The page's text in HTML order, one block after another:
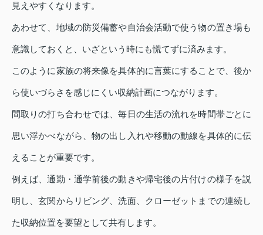
見えやすくなります。
あわせて、地域の防災備蓄や自治会活動で使う物の置き場も
意識しておくと、いざという時にも慌てずに済みます。
このように家族の将来像を具体的に言葉にすることで、後か
ら使いづらさを感じにくい収納計画につながります。
間取りの打ち合わせでは、毎日の生活の流れを時間帯ごとに
思い浮かべながら、物の出し入れや移動の動線を具体的に伝
えることが重要です。
例えば、通勤・通学前後の動きや帰宅後の片付けの様子を説
明し、玄関からリビング、洗面、クローゼットまでの連続し
た収納位置を要望として共有します。